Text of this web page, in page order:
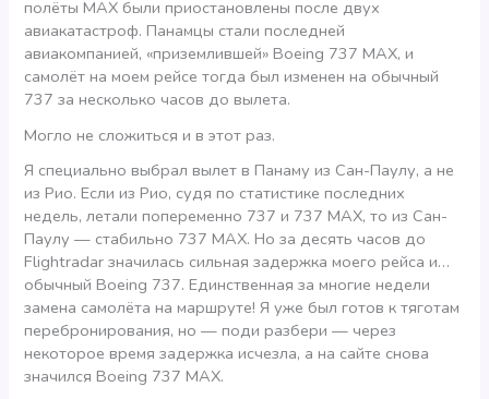
полёты MAX были приостановлены после двух
авиакатастроф. Панамцы стали последней
авиакомпанией, «приземлившей» Boeing 737 MAX, и
самолёт на моем рейсе тогда был изменен на обычный
737 за несколько часов до вылета.
Могло не сложиться и в этот раз.
Я специально выбрал вылет в Панаму из Сан-Паулу, а не
из Рио. Если из Рио, судя по статистике последних
недель, летали попеременно 737 и 737 MAX, то из Сан-
Паулу — стабильно 737 MAX. Но за десять часов до
Flightradar значилась сильная задержка моего рейса и…
обычный Boeing 737. Единственная за многие недели
замена самолёта на маршруте! Я уже был готов к тяготам
перебронирования, но — поди разбери — через
некоторое время задержка исчезла, а на сайте снова
значился Boeing 737 MAX.